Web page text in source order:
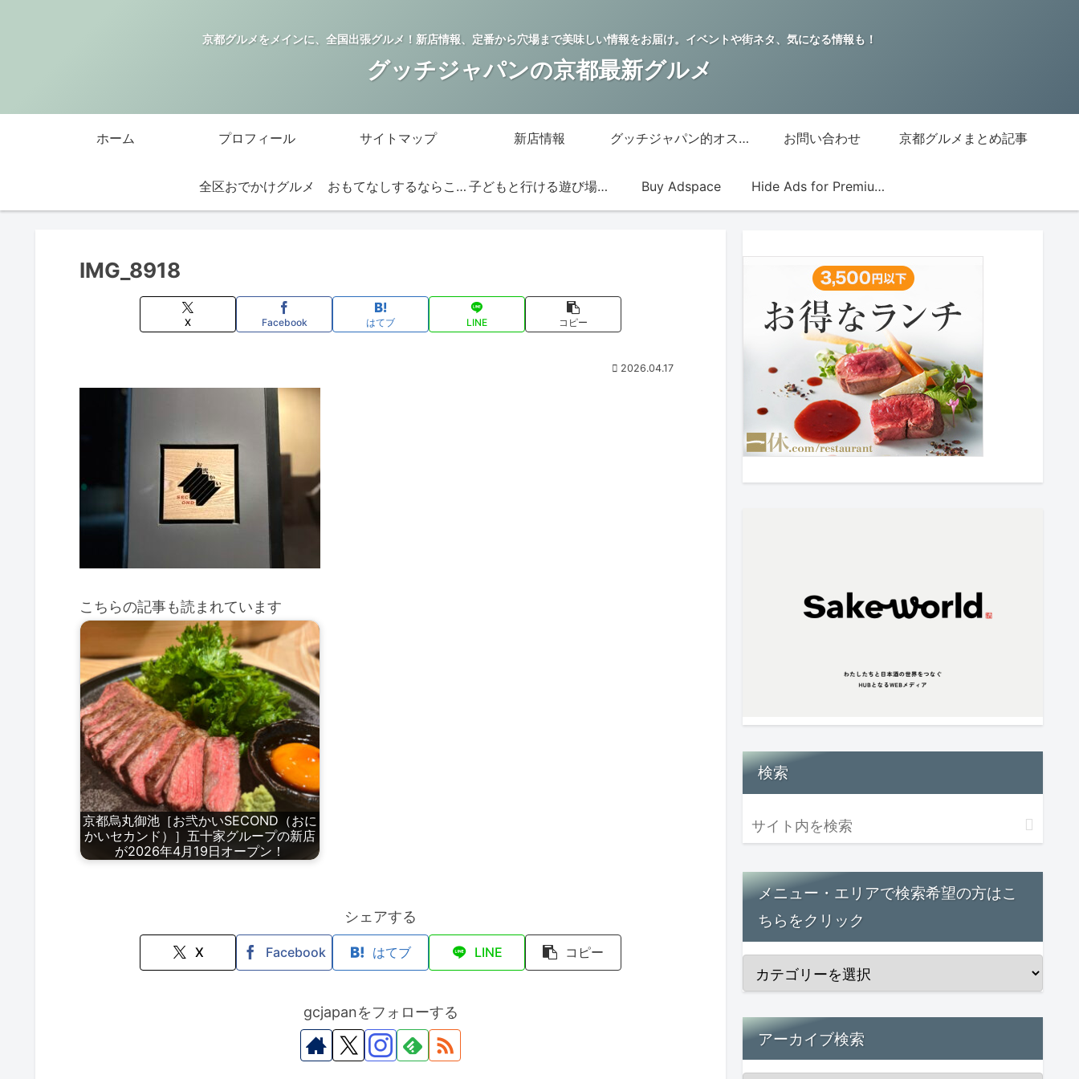
京都グルメをメインに、全国出張グルメ！新店情報、定番から穴場まで美味しい情報をお届け。イベントや街ネタ、気になる情報も！
グッチジャパンの京都最新グルメ
ホーム プロフィール サイトマップ 新店情報 グッチジャパン的オススメ店 お問い合わせ 京都グルメまとめ記事
全区おでかけグルメ おもてなしするならこの店 子どもと行ける遊び場・お店 Buy Adspace Hide Ads for Premium Members
IMG_8918
X Facebook はてブ LINE コピー
2026.04.17
こちらの記事も読まれています
京都烏丸御池［お弐かいSECOND（おに
かいセカンド）］五十家グループの新店
が2026年4月19日オープン！
シェアする
X Facebook はてブ LINE コピー
gcjapanをフォローする
検索
メニュー・エリアで検索希望の方はこ
ちらをクリック
アーカイブ検索